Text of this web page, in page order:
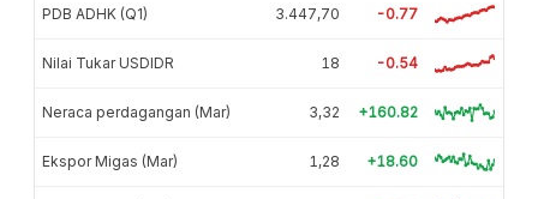
PDB ADHK (Q1) 3.447,70 -0.77
Nilai Tukar USDIDR 18 -0.54
Neraca perdagangan (Mar) 3,32 +160.82
Ekspor Migas (Mar) 1,28 +18.60